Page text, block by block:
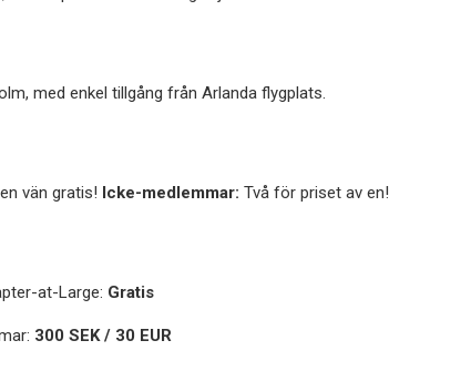
med enkel tillgång från Arlanda flygplats.
vän gratis! Icke-medlemmar: Två för priset av en!
at-Large: Gratis
300 SEK / 30 EUR